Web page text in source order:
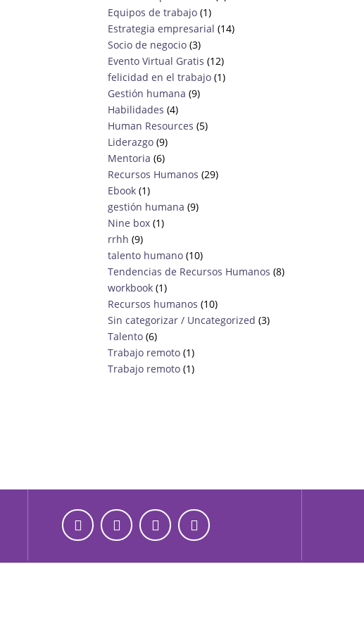
Equipos de trabajo(1)
Estrategia empresarial (14)
Socio de negocio(3)
Evento Virtual Gratis (12)
felicidad en el trabajo(1)
Gestión humana (9)
Habilidades (4)
Human Resources (5)
Liderazgo(9)
Mentoria (6)
Recursos Humanos (29)
Ebook(1)
gestión humana (9)
Nine box(1)
rrhh (9)
talento humano(10)
Tendencias de Recursos Humanos (8)
workbook(1)
Recursos humanos (10)
Sin categorizar / Uncategorized (3)
Talento(6)
Trabajo remoto(1)
Trabajo remoto(1)